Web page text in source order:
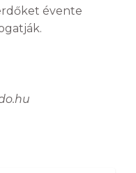
évente